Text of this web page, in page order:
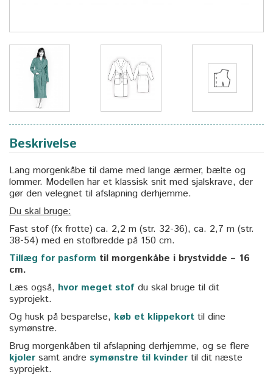
Beskrivelse
Lang morgenkåbe til dame med lange ærmer, bælte og
lommer. Modellen har et klassisk snit med sjalskrave, der
gør den velegnet til afslapning derhjemme.
Du skal bruge:
Fast stof (fx frotte) ca. 2,2 m (str. 32-36), ca. 2,7 m (str.
38-54) med en stofbredde på 150 cm.
Tillæg for pasform til morgenkåbe i brystvidde – 16
cm.
Læs også, hvor meget stof du skal bruge til dit
syprojekt.
Og husk på besparelse, køb et klippekort til dine
symønstre.
Brug morgenkåben til afslapning derhjemme, og se flere
kjoler samt andre symønstre til kvinder til dit næste
syprojekt.